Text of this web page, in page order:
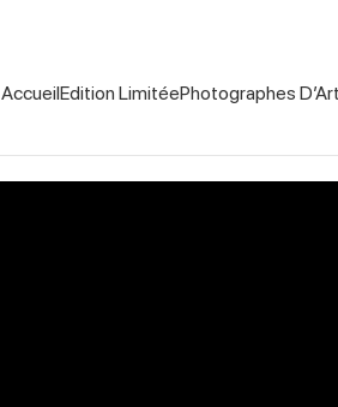
AccueilEdition LimitéePhotographes D’Art